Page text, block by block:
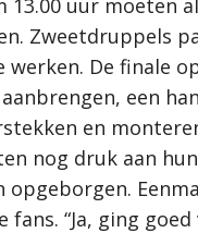
13.00 uur moeten
Zweetdruppels
De finale
een
en
nog druk aan
opgeborgen.
fans. “Ja, ging